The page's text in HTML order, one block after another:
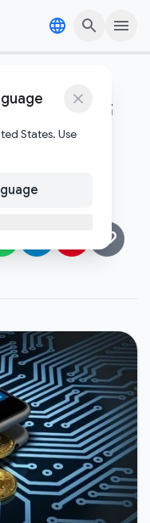
States. Use
ะไร มีอะไร
to read